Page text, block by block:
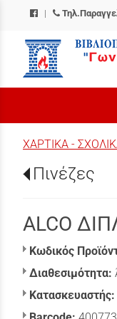
|
/
ΧΑΡΤΙΚΑ -
Πινέζες
ALCO
Κωδικός
Διαθεσιμότητα:
Κατασκευαστής: